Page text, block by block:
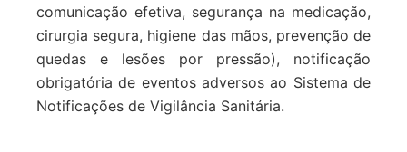
comunicação efetiva, segurança na medicação,
cirurgia segura, higiene das mãos, prevenção de
quedas e lesões por pressão), notificação
obrigatória de eventos adversos ao Sistema de
Notificações de Vigilância Sanitária.